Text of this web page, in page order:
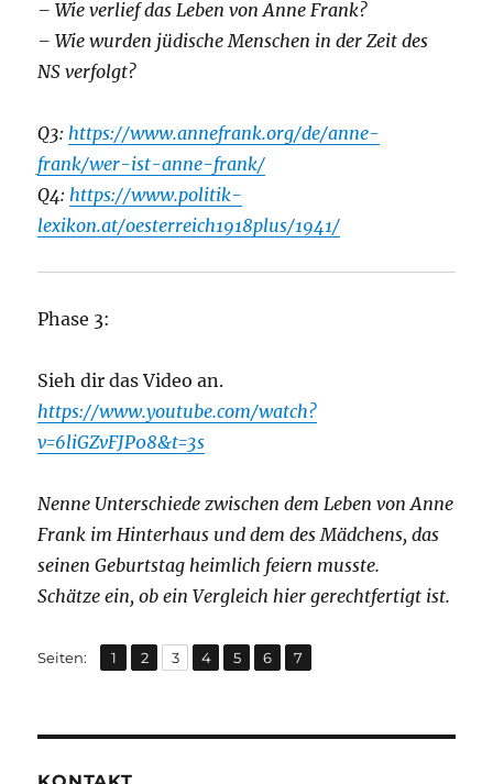
– Wie verlief das Leben von Anne Frank?
– Wie wurden jüdische Menschen in der Zeit des
NS verfolgt?
Q3:https://www.annefrank.org/de/anne-
frank/wer-ist-anne-frank/
Q4:https://www.politik-
lexikon.at/oesterreich1918plus/1941/
Phase 3:
Sieh dir das Video an.
https://www.youtube.com/watch?
v=6liGZvFJP08&t=3s
Nenne Unterschiede zwischen dem Leben von Anne
Frank im Hinterhaus und dem des Mädchens, das
seinen Geburtstag heimlich feiern musste.
Schätze ein, ob ein Vergleich hier gerechtfertigt ist.
Seiten: Seite
1 ,
Seite
2 ,
Seite
3 ,
Seite
4 ,Seite
5 ,
Seite
6 ,
Seite
7